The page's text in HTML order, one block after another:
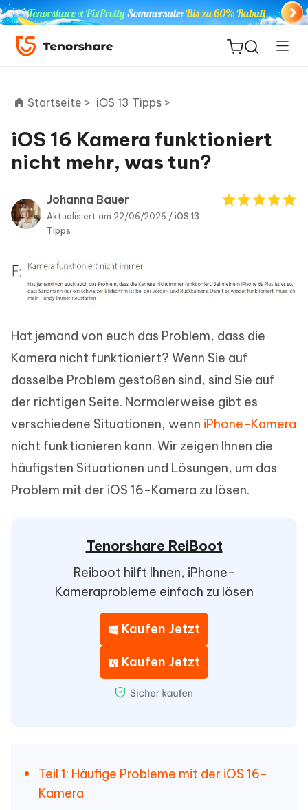
ReiBoot
for iOS
PDNob
PDF
Editor
Neu
Startseite > iOS 13 Tipps >
iOS 16 Kamera funktioniert
nicht mehr, was tun?
Johanna Bauer
Aktualisiert am 22/06/2026 / iOS 13
Tipps
Hat jemand von euch das Problem, dass die
Kamera nicht funktioniert? Wenn Sie auf
dasselbe Problem gestoßen sind, sind Sie auf
der richtigen Seite. Normalerweise gibt es
verschiedene Situationen, wenn iPhone-Kamera
nicht funktionieren kann. Wir zeigen Ihnen die
häufigsten Situationen und Lösungen, um das
Problem mit der iOS 16-Kamera zu lösen.
Tenorshare ReiBoot
Reiboot hilft Ihnen, iPhone-
Kameraprobleme einfach zu lösen
Kaufen Jetzt
Kaufen Jetzt
Teil 1: Häufige Probleme mit der iOS 16-
Kamera